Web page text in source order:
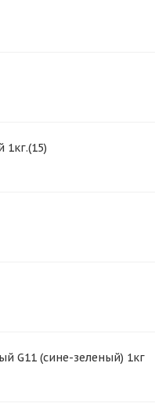
1кг.(15)
G11 (сине-зеленый) 1кг